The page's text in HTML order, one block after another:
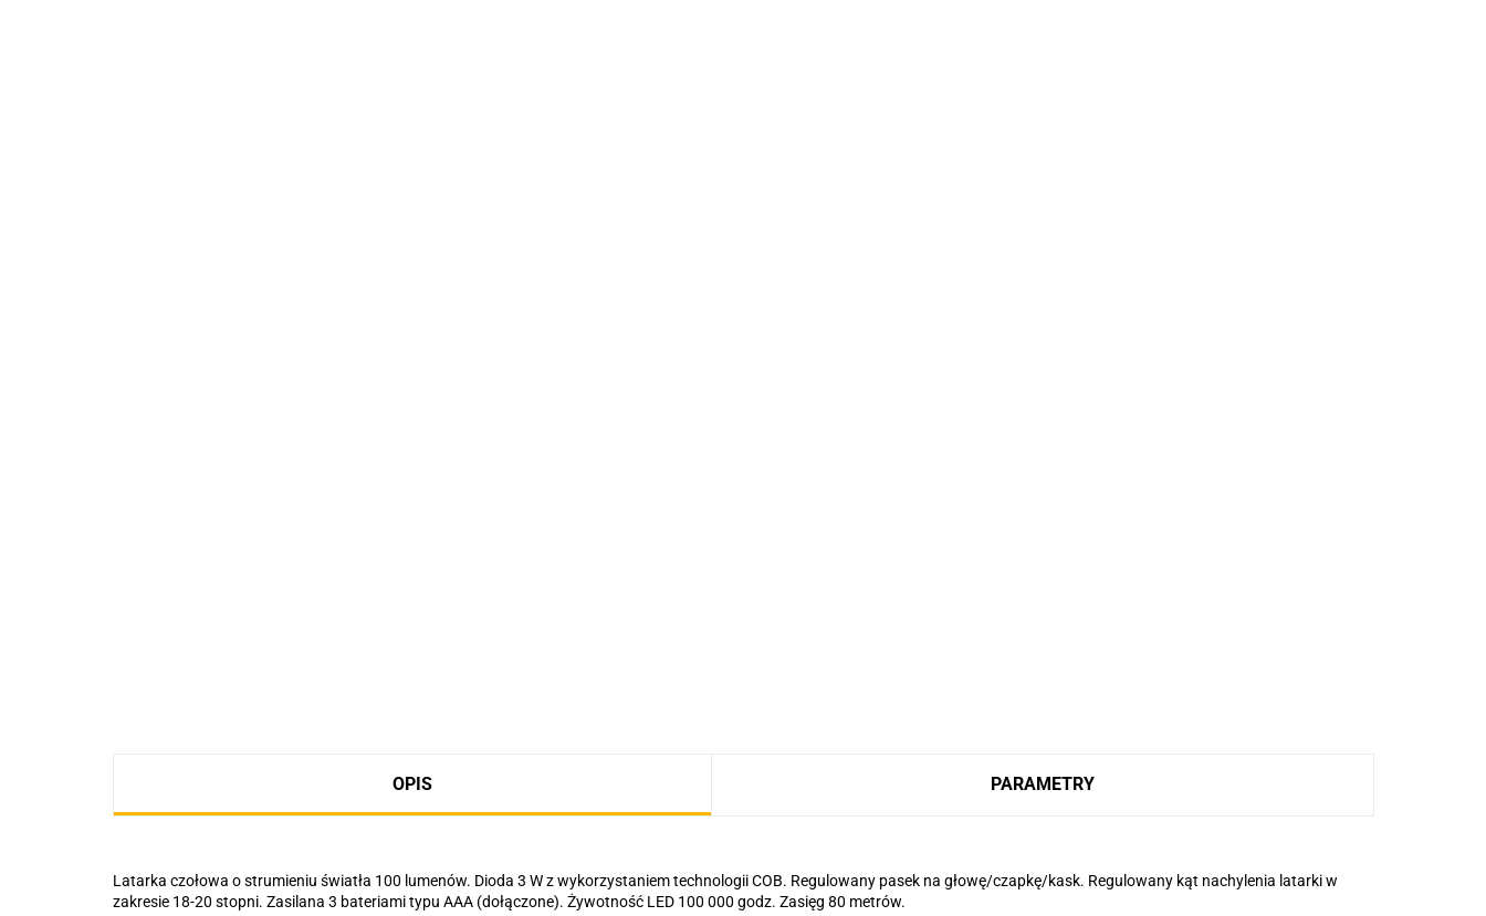
OPIS PARAMETRY
Latarka czołowa o strumieniu światła 100 lumenów. Dioda 3 W z wykorzystaniem technologii COB. Regulowany pasek na głowę/czapkę/kask. Regulowany kąt nachylenia latarki w
zakresie 18-20 stopni. Zasilana 3 bateriami typu AAA (dołączone). Żywotność LED 100 000 godz. Zasięg 80 metrów.